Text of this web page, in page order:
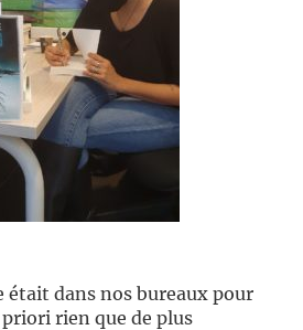
était dans nos bureaux pour
priori rien que de plus